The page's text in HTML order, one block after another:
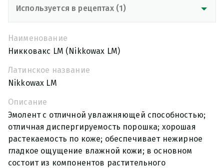
Наименование
Никковакс LM (Nikkowax LM)
Латинское название
Nikkowax LM
Описание
Эмолент с отличной увлажняющей способностью;
отличная диспергируемость порошка; хорошая
растекаемость по коже; обеспечивает нежирное
гладкое ощущение влажной кожи; в основном
состоит из компонентов растительного
Используется в рецептах (1)